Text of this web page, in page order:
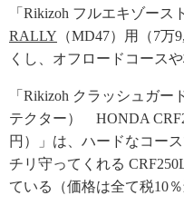
「Rikizoh フルエキゾース
RALLY （MD47）用（7
くし、オフロードコース
「Rikizoh クラッシュガ
テクター） HONDA
円）」は、ハードなコー
チリ守ってくれる
ている（価格は全て税10％